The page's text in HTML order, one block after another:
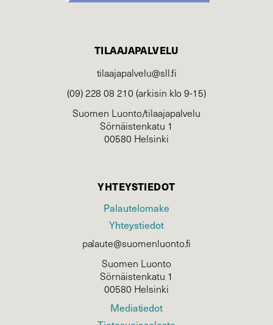
TILAAJAPALVELU
tilaajapalvelu@sll.fi
(09) 228 08 210 (arkisin klo 9-15)
Suomen Luonto/tilaajapalvelu
Sörnäistenkatu 1
00580 Helsinki
YHTEYSTIEDOT
Palautelomake
Yhteystiedot
palaute@suomenluonto.fi
Suomen Luonto
Sörnäistenkatu 1
00580 Helsinki
Mediatiedot